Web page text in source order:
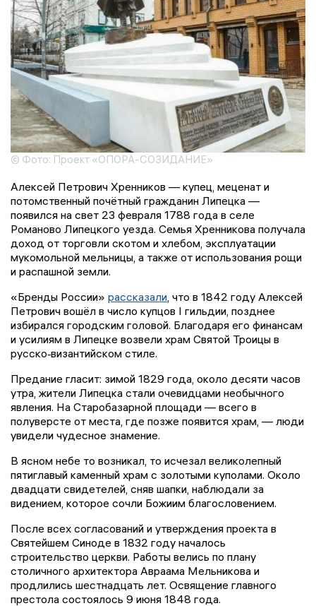
© Фото: Проект «ОПОРА-СОЗИДАНИЕ»
Алексей Петрович Хренников — купец, меценат и
потомственный почётный гражданин Липецка —
появился на свет 23 февраля 1788 года в селе
Романово Липецкого уезда. Семья Хренникова получала
доход от торговли скотом и хлебом, эксплуатации
мукомольной мельницы, а также от использования рощи
и распашной земли.
«Бренды России» рассказали , что в 1842 году Алексей
Петрович вошёл в число купцов I гильдии, позднее
избирался городским головой. Благодаря его финансам
и усилиям в Липецке возвели храм Святой Троицы в
русско‑византийском стиле.
Предание гласит: зимой 1829 года, около десяти часов
утра, жители Липецка стали очевидцами необычного
явления. На Старобазарной площади — всего в
полуверсте от места, где позже появится храм, — люди
увидели чудесное знамение.
В ясном небе то возникал, то исчезал великолепный
пятиглавый каменный храм с золотыми куполами. Около
двадцати свидетелей, сняв шапки, наблюдали за
видением, которое сочли Божиим благословением.
После всех согласований и утверждения проекта в
Святейшем Синоде в 1832 году началось
строительство церкви. Работы велись по плану
столичного архитектора Авраама Мельникова и
продлились шестнадцать лет. Освящение главного
престола состоялось 9 июня 1848 года.